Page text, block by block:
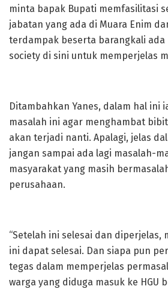
minta bapak Bupati memfasilitasi
jabatan yang ada di Muara Enim
terdampak beserta barangkali ada
society di sini untuk memperjelas
Ditambahkan Yanes, dalam hal ini
masalah ini agar menghambat
akan terjadi nanti. Apalagi, jelas
jangan sampai ada lagi masalah-
masyarakat yang masih
perusahaan.
“Setelah ini selesai dan diperjelas,
ini dapat selesai. Dan siapa pun
tegas dalam memperjelas
warga yang diduga masuk ke HGU